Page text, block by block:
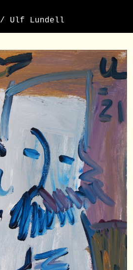
/ Ulf Lundell